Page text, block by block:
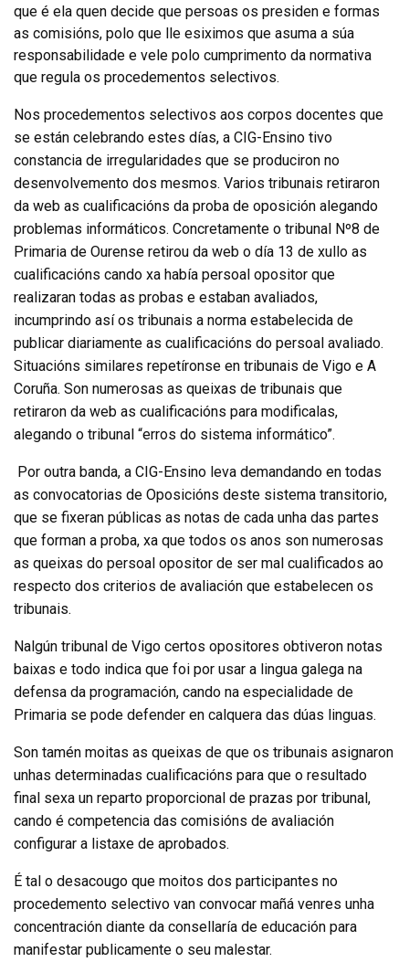
que é ela quen decide que persoas os presiden e formas
as comisións, polo que lle esiximos que asuma a súa
responsabilidade e vele polo cumprimento da normativa
que regula os procedementos selectivos.
Nos procedementos selectivos aos corpos docentes que
se están celebrando estes días, a CIG-Ensino tivo
constancia de irregularidades que se produciron no
desenvolvemento dos mesmos. Varios tribunais retiraron
da web as cualificacións da proba de oposición alegando
problemas informáticos. Concretamente o tribunal Nº8 de
Primaria de Ourense retirou da web o día 13 de xullo as
cualificacións cando xa había persoal opositor que
realizaran todas as probas e estaban avaliados,
incumprindo así os tribunais a norma estabelecida de
publicar diariamente as cualificacións do persoal avaliado.
Situacións similares repetíronse en tribunais de Vigo e A
Coruña. Son numerosas as queixas de tribunais que
retiraron da web as cualificacións para modificalas,
alegando o tribunal “erros do sistema informático”.
Por outra banda, a CIG-Ensino leva demandando en todas
as convocatorias de Oposicións deste sistema transitorio,
que se fixeran públicas as notas de cada unha das partes
que forman a proba, xa que todos os anos son numerosas
as queixas do persoal opositor de ser mal cualificados ao
respecto dos criterios de avaliación que estabelecen os
tribunais.
Nalgún tribunal de Vigo certos opositores obtiveron notas
baixas e todo indica que foi por usar a lingua galega na
defensa da programación, cando na especialidade de
Primaria se pode defender en calquera das dúas linguas.
Son tamén moitas as queixas de que os tribunais asignaron
unhas determinadas cualificacións para que o resultado
final sexa un reparto proporcional de prazas por tribunal,
cando é competencia das comisións de avaliación
configurar a listaxe de aprobados.
É tal o desacougo que moitos dos participantes no
procedemento selectivo van convocar mañá venres unha
concentración diante da consellaría de educación para
manifestar publicamente o seu malestar.